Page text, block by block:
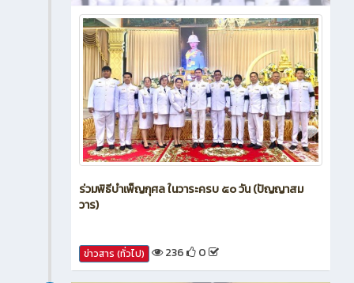
ข่าวสาร
ร่วมพิธีบำเพ็ญกุศล ในวาระครบ ๕๐ วัน (ปัญญาสม
ข่าวสาร (ทั่วไป) 236 0